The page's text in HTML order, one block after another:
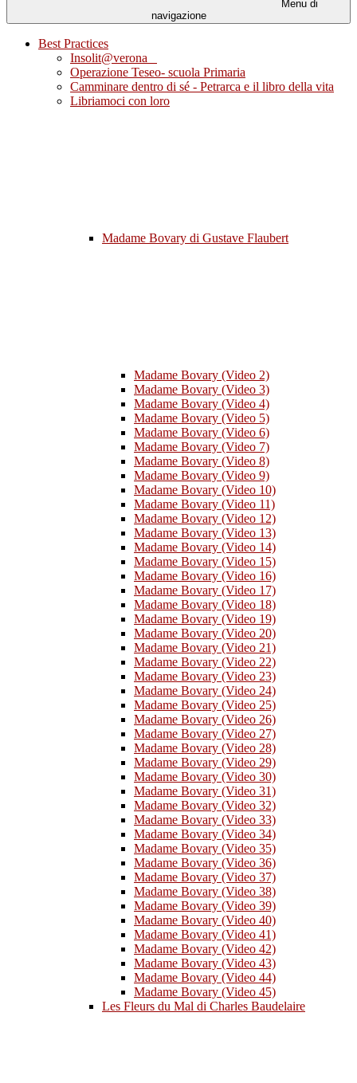
Menu di
navigazione
Best Practices
Insolit@verona
Operazione Teseo- scuola Primaria
Camminare dentro di sé - Petrarca e il libro della vita
Libriamoci con loro
Madame Bovary di Gustave Flaubert
Madame Bovary (Video 2)
Madame Bovary (Video 3)
Madame Bovary (Video 4)
Madame Bovary (Video 5)
Madame Bovary (Video 6)
Madame Bovary (Video 7)
Madame Bovary (Video 8)
Madame Bovary (Video 9)
Madame Bovary (Video 10)
Madame Bovary (Video 11)
Madame Bovary (Video 12)
Madame Bovary (Video 13)
Madame Bovary (Video 14)
Madame Bovary (Video 15)
Madame Bovary (Video 16)
Madame Bovary (Video 17)
Madame Bovary (Video 18)
Madame Bovary (Video 19)
Madame Bovary (Video 20)
Madame Bovary (Video 21)
Madame Bovary (Video 22)
Madame Bovary (Video 23)
Madame Bovary (Video 24)
Madame Bovary (Video 25)
Madame Bovary (Video 26)
Madame Bovary (Video 27)
Madame Bovary (Video 28)
Madame Bovary (Video 29)
Madame Bovary (Video 30)
Madame Bovary (Video 31)
Madame Bovary (Video 32)
Madame Bovary (Video 33)
Madame Bovary (Video 34)
Madame Bovary (Video 35)
Madame Bovary (Video 36)
Madame Bovary (Video 37)
Madame Bovary (Video 38)
Madame Bovary (Video 39)
Madame Bovary (Video 40)
Madame Bovary (Video 41)
Madame Bovary (Video 42)
Madame Bovary (Video 43)
Madame Bovary (Video 44)
Madame Bovary (Video 45)
Les Fleurs du Mal di Charles Baudelaire